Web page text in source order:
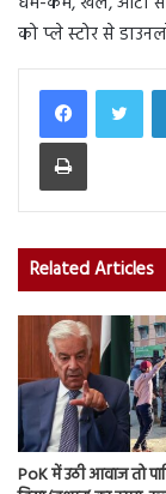
को प्ले स्टोर से
Print
Related Articles
PoK में उठी आवाज तो